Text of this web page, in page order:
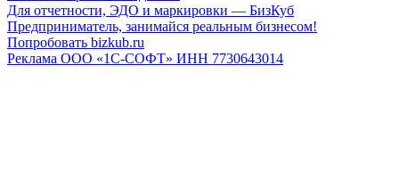
Для отчетности, ЭДО и маркировки — БизКуб
Предприниматель, занимайся реальным бизнесом!
Попробовать bizkub.ru
Реклама ООО «1С-СОФТ» ИНН 7730643014